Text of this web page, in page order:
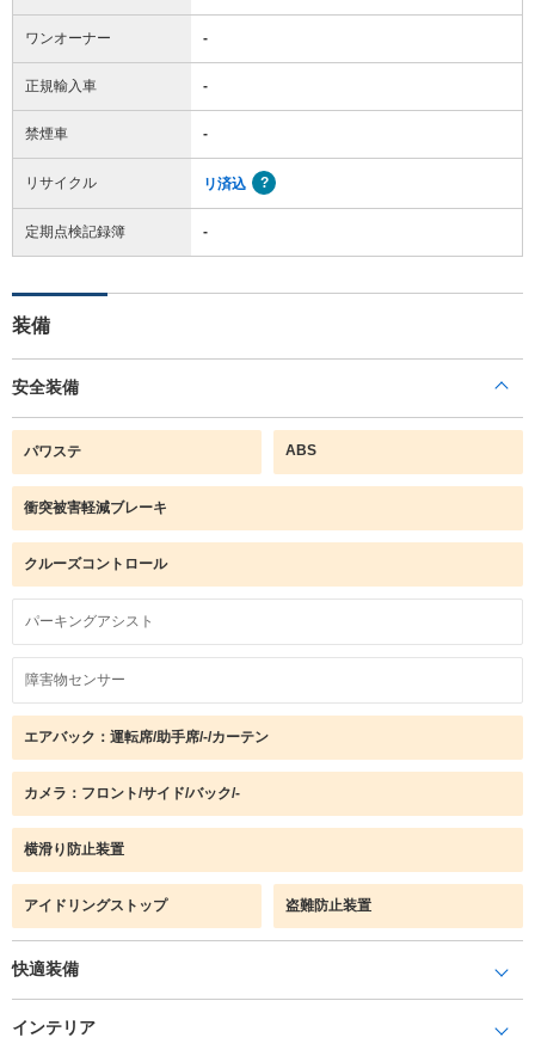
ワンオーナー -
正規輸入車 -
禁煙車 -
リサイクル リ済込
定期点検記録簿 -
装備
安全装備
パワステ ABS
衝突被害軽減ブレーキ
クルーズコントロール
パーキングアシスト
障害物センサー
エアバック：運転席/助手席/-/カーテン
カメラ：フロント/サイド/バック/-
横滑り防止装置
アイドリングストップ 盗難防止装置
快適装備
インテリア